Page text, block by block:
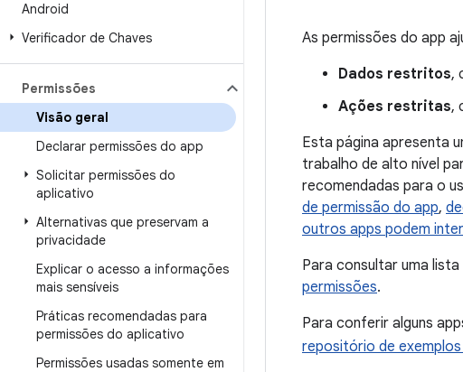
Android
Verificador de Chaves
Permissões
Visão geral
Declarar permissões do app
Solicitar permissões do
aplicativo
Alternativas que preservam a
privacidade
Explicar o acesso a informações
mais sensíveis
Práticas recomendadas para
permissões do aplicativo
Permissões usadas somente em
As permissões do app
Dados restritos,
Ações restritas,
Esta página apresenta
trabalho de alto nível
recomendadas para o
de permissão do app,
outros apps podem
Para consultar uma
permissões.
Para conferir alguns
repositório de